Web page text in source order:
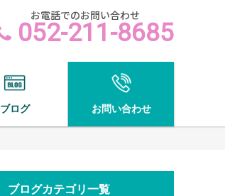
お電話でのお問い合わせ
052-211-8685
ブログ お問い合わせ
ブログカテゴリ一覧